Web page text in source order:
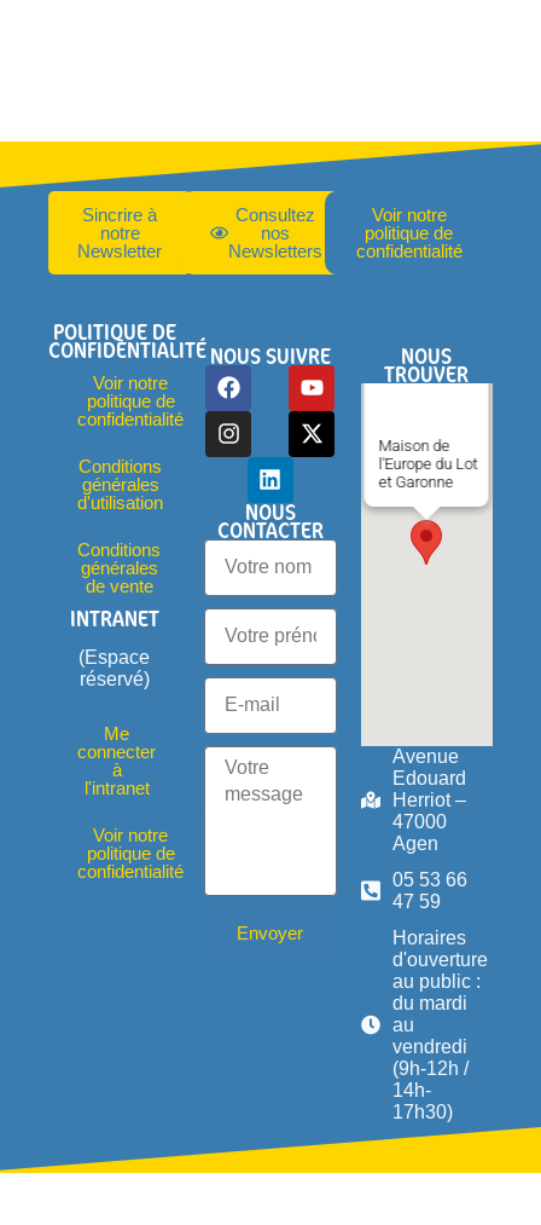
Sincrire à
notre
Newsletter
Consultez
nos
Newsletters
Voir notre
politique de
confidentialité
POLITIQUE DE
CONFIDENTIALITÉ
Voir notre
politique de
confidentialité
Conditions
générales
d'utilisation
Conditions
générales
de vente
INTRANET
(Espace
réservé)
Me
connecter
à
l'intranet
Voir notre
politique de
confidentialité
NOUS SUIVRE
NOUS
CONTACTER
Envoyer
NOUS
TROUVER
Maison de
l'Europe du Lot
et Garonne
Avenue
Edouard
Herriot –
47000
Agen
05 53 66
47 59
Horaires
d'ouverture
au public :
du mardi
au
vendredi
(9h-12h /
14h-
17h30)